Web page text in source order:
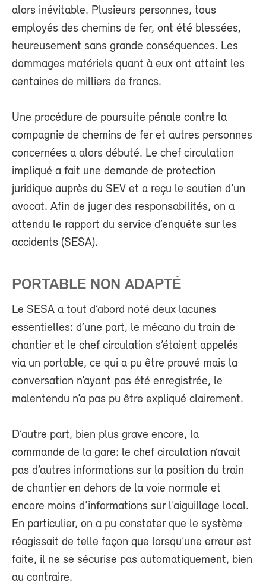
alors inévitable. Plusieurs personnes, tous
employés des chemins de fer, ont été blessées,
heureusement sans grande conséquences. Les
dommages matériels quant à eux ont atteint les
centaines de milliers de francs.
Une procédure de poursuite pénale contre la
compagnie de chemins de fer et autres personnes
concernées a alors débuté. Le chef circulation
impliqué a fait une demande de protection
juridique auprès du SEV et a reçu le soutien d’un
avocat. Afin de juger des responsabilités, on a
attendu le rapport du service d’enquête sur les
accidents (SESA).
PORTABLE NON ADAPTÉ
Le SESA a tout d’abord noté deux lacunes
essentielles: d’une part, le mécano du train de
chantier et le chef circulation s’étaient appelés
via un portable, ce qui a pu être prouvé mais la
conversation n’ayant pas été enregistrée, le
malentendu n’a pas pu être expliqué clairement.
D’autre part, bien plus grave encore, la
commande de la gare: le chef circulation n’avait
pas d’autres informations sur la position du train
de chantier en dehors de la voie normale et
encore moins d’informations sur l’aiguillage local.
En particulier, on a pu constater que le système
réagissait de telle façon que lorsqu’une erreur est
faite, il ne se sécurise pas automatiquement, bien
au contraire.